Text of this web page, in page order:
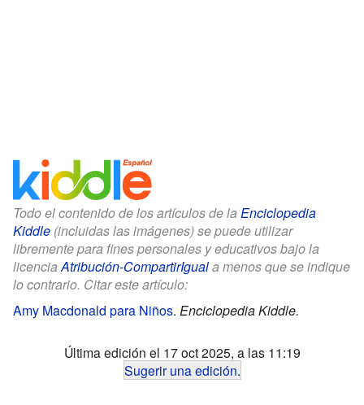
Todo el contenido de los artículos de la Enciclopedia
Kiddle (incluidas las imágenes) se puede utilizar
libremente para fines personales y educativos bajo la
licenciaAtribución-CompartirIguala menos que se indique
lo contrario. Citar este artículo:
Amy Macdonald para Niños. Enciclopedia Kiddle.
Última edición el 17 oct 2025, a las 11:19
Sugerir una edición.